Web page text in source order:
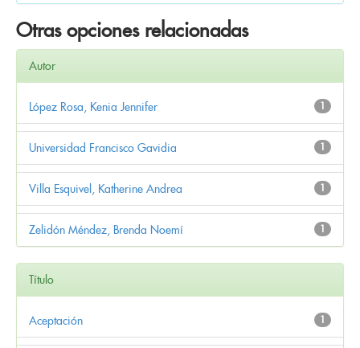
Otras opciones relacionadas
Autor
1
López Rosa, Kenia Jennifer
1
Universidad Francisco Gavidia
1
Villa Esquivel, Katherine Andrea
1
Zelidón Méndez, Brenda Noemí
Título
1
Aceptación